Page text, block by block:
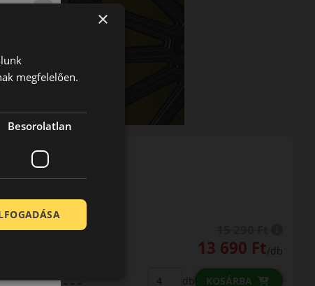
13 690 Ft/db
db KOSÁRBA
×
megfelelően.
Besorolatlan